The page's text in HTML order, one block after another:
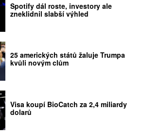
Spotify dál roste, investory ale
zneklidnil slabší výhled
25 amerických států žaluje Trumpa
kvůli novým clům
Visa koupí BioCatch za 2,4 miliardy
dolarů